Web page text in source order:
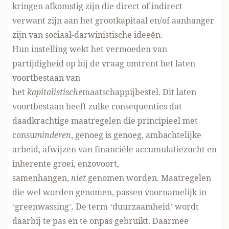
kringen afkomstig zijn die direct of indirect
verwant zijn aan het grootkapitaal en/of aanhanger
zijn van sociaal-darwinistische ideeën.
Hun instelling wekt het vermoeden van
partijdigheid op bij de vraag omtrent het laten
voortbestaan van
hetkapitalistischemaatschappijbestel. Dit laten
voortbestaan heeft zulke consequenties dat
daadkrachtige maatregelen die principieel met
consuminderen, genoeg is genoeg, ambachtelijke
arbeid, afwijzen van financiële accumulatiezucht en
inherente groei, enzovoort,
samenhangen, niet genomen worden. Maatregelen
die wel worden genomen, passen voornamelijk in
‘greenwassing’. De term ‘duurzaamheid’ wordt
daarbij te pas en te onpas gebruikt. Daarmee